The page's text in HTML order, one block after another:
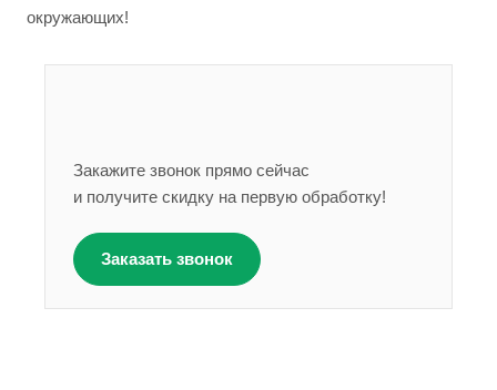
окружающих!
Закажите звонок прямо сейчас
и получите скидку на первую обработку!
Заказать звонок